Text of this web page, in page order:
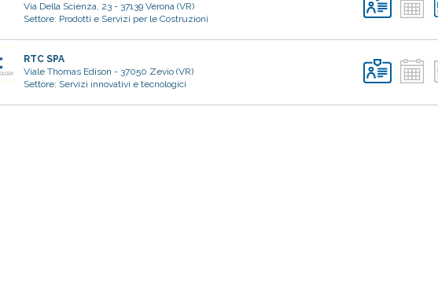
Via Della Scienza, 23 - 37139 Verona (VR)
Settore: Prodotti e Servizi per le Costruzioni
RTC SPA
Viale Thomas Edison - 37050 Zevio (VR)
Settore: Servizi innovativi e tecnologici